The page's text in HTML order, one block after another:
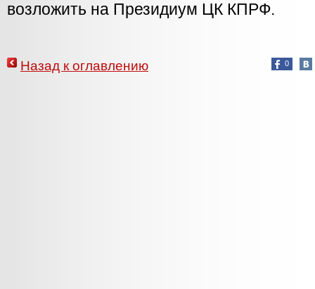
возложить на Президиум ЦК КПРФ.
0
Назад к оглавлению